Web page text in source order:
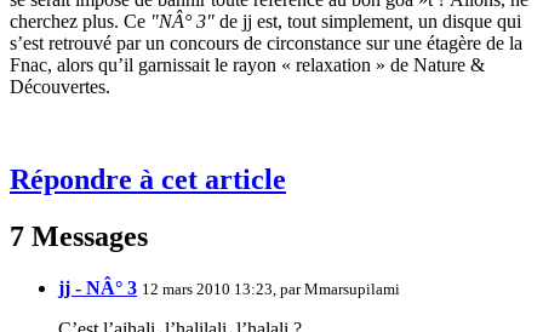
cherchez plus. Ce "NÂ° 3" de jj est, tout simplement, un disque qui
s’est retrouvé par un concours de circonstance sur une étagère de la
Fnac, alors qu’il garnissait le rayon « relaxation » de Nature &
Découvertes.
Répondre à cet article
7 Messages
jj - NÂ° 3 12 mars 2010 13:23, parMmarsupilami